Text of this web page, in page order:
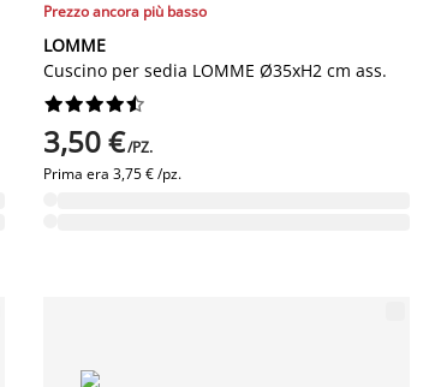
Prezzo ancora più basso
LOMME
Cuscino per sedia LOMME Ø35xH2 cm ass.






3,50 €/PZ.
Prima era 3,75 € /pz.